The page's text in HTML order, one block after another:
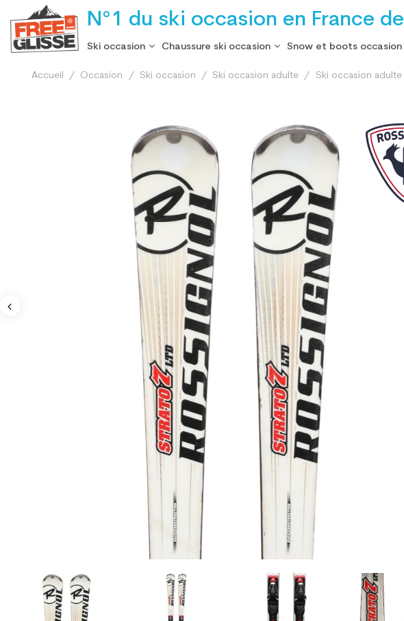
N°1 du ski occasion en France
Ski occasion Chaussure ski occasion Snow et boots occasion
Accueil Occasion Ski occasion Ski occasion adulte Ski occasion